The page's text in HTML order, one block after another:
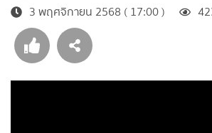
3 พฤศจิกายน 2568 ( 17:00 )